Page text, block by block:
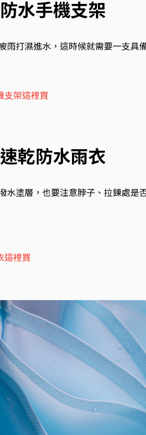
水手機支架
雨打濕進水，這時候就需要一支具
支架這裡買
乾防水雨衣
水塗層，也要注意脖子、拉鍊處
這裡買